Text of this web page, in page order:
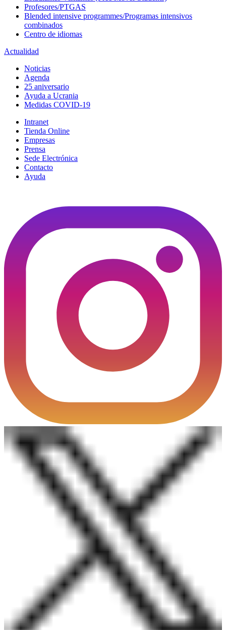
Profesores/PTGAS
Blended intensive programmes/Programas intensivos
combinados
Centro de idiomas
Actualidad
Noticias
Agenda
25 aniversario
Ayuda a Ucrania
Medidas COVID-19
Intranet
Tienda Online
Empresas
Prensa
Sede Electrónica
Contacto
Ayuda